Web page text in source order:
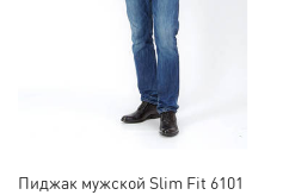
Пиджак мужской Slim Fit 6101